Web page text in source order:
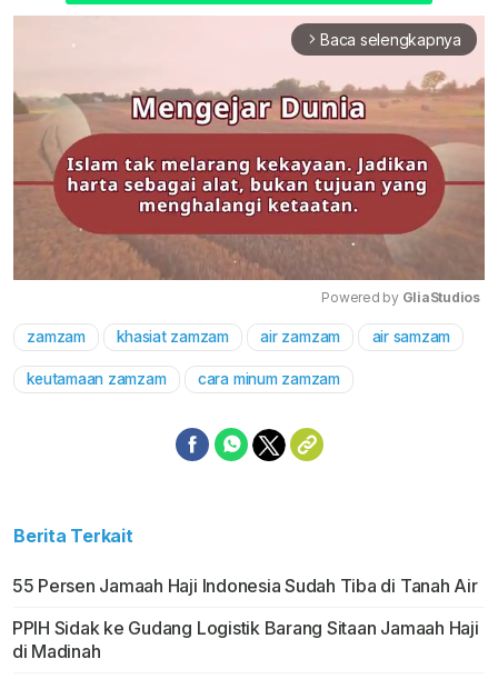
arrow_forward_ios Baca selengkapnya
Mute
Powered by GliaStudios
zamzam khasiat zamzam air zamzam air samzam
keutamaan zamzam cara minum zamzam
Berita Terkait
55 Persen Jamaah Haji Indonesia Sudah Tiba di Tanah Air
PPIH Sidak ke Gudang Logistik Barang Sitaan Jamaah Haji
di Madinah